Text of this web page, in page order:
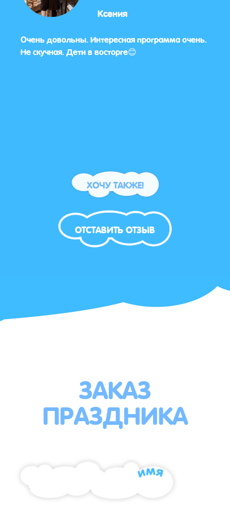
Ксения
Очень довольны. Интересная программа очень.
Не скучная. Дети в восторге😊
ХОЧУ ТАКЖЕ!
ОТСТАВИТЬ ОТЗЫВ
ЗАКАЗ
ПРАЗДНИКА